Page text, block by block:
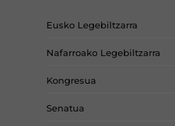
Eusko Legebiltzarra
Nafarroako Legebiltzarra
Kongresua
Senatua